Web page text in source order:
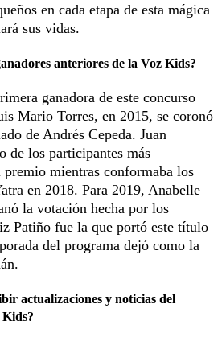
en cada etapa de esta mágica
sus vidas.
anteriores de la Voz Kids?
ganadora de este concurso
Mario Torres, en 2015, se coronó
de Andrés Cepeda. Juan
de los participantes más
mientras conformaba los
en 2018. Para 2019, Anabelle
la votación hecha por los
Patiño fue la que portó este título
del programa dejó como la
actualizaciones y noticias del